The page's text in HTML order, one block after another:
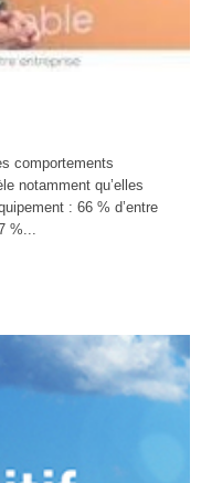
comportements
notamment qu’elles
: 66 % d’entre
%...